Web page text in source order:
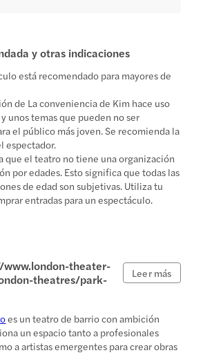
y otras indicaciones
está recomendado para mayores de
de La conveniencia de Kim hace uso
unos temas que pueden no ser
el público más joven. Se recomienda la
espectador.
que el teatro no tiene una organización
por edades. Esto significa que todas las
de edad son subjetivas. Utiliza tu
entradas para un espectáculo.
www.london-theater-
theatres/park-
Leer más
es un teatro de barrio con ambición
un espacio tanto a profesionales
a artistas emergentes para crear obras